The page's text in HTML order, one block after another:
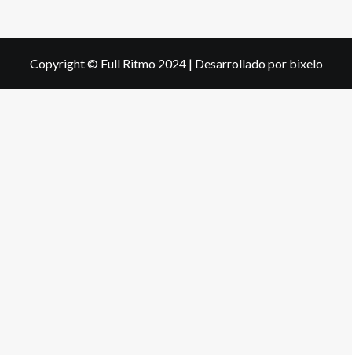
Copyright © Full Ritmo 2024 | Desarrollado por bixelo